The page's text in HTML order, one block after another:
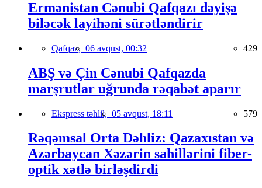
Ermənistan Cənubi Qafqazı dəyişə
biləcək layihəni sürətləndirir
Qafqaz, 06 avqust, 00:32 429
ABŞ və Çin Cənubi Qafqazda
marşrutlar uğrunda rəqabət aparır
Ekspress təhlil, 05 avqust, 18:11 579
Rəqəmsal Orta Dəhliz: Qazaxıstan və
Azərbaycan Xəzərin sahillərini fiber-
optik xətlə birləşdirdi